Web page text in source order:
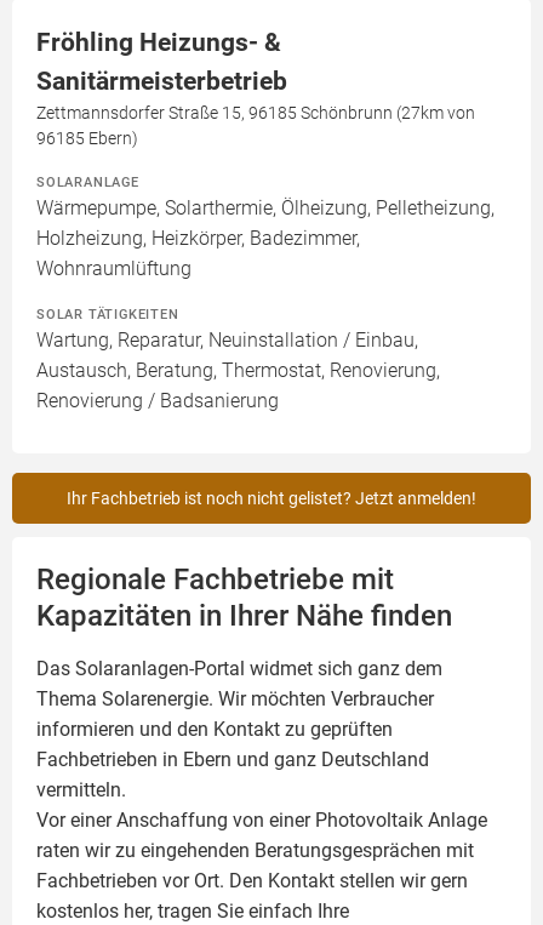
Fröhling Heizungs- &
Sanitärmeisterbetrieb
Zettmannsdorfer Straße 15, 96185 Schönbrunn (27km von
96185 Ebern)
SOLARANLAGE
Wärmepumpe, Solarthermie, Ölheizung, Pelletheizung,
Holzheizung, Heizkörper, Badezimmer,
Wohnraumlüftung
SOLAR TÄTIGKEITEN
Wartung, Reparatur, Neuinstallation / Einbau,
Austausch, Beratung, Thermostat, Renovierung,
Renovierung / Badsanierung
Ihr Fachbetrieb ist noch nicht gelistet? Jetzt anmelden!
Regionale Fachbetriebe mit
Kapazitäten in Ihrer Nähe finden
Das Solaranlagen-Portal widmet sich ganz dem
Thema Solarenergie. Wir möchten Verbraucher
informieren und den Kontakt zu geprüften
Fachbetrieben in Ebern und ganz Deutschland
vermitteln.
Vor einer Anschaffung von einer Photovoltaik Anlage
raten wir zu eingehenden Beratungsgesprächen mit
Fachbetrieben vor Ort. Den Kontakt stellen wir gern
kostenlos her, tragen Sie einfach Ihre